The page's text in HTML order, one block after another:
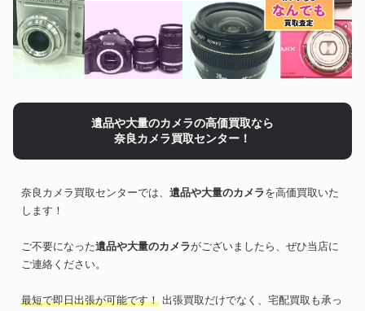
遺品や大量のカメラの高価買取なら
奈良カメラ買取センター！
奈良カメラ買取センターでは、 遺品や大量のカメラを高価買取いた
します！
ご不要になった遺品や大量のカメラがございましたら、ぜひ当店に
ご連絡ください。
最短で即日出張が可能です！ 出張買取だけでなく、宅配買取も承っ